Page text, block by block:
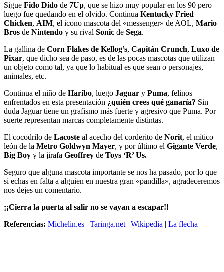
Sigue Fido Dido de 7Up, que se hizo muy popular en los 90 pero
luego fue quedando en el olvido. Continua Kentucky Fried
Chicken, AIM, el icono mascota del «messenger» de AOL, Mario
Bros de Nintendo y su rival Sonic de Sega.
La gallina de Corn Flakes de Kellog’s, Capitán Crunch, Luxo de
Pixar, que dicho sea de paso, es de las pocas mascotas que utilizan
un objeto como tal, ya que lo habitual es que sean o personajes,
animales, etc.
Continua el niño de Haribo, luego Jaguar y Puma, felinos
enfrentados en esta presentación ¿quién crees qué ganaría? Sin
duda Jaguar tiene un grafismo más fuerte y agresivo que Puma. Por
suerte representan marcas completamente distintas.
El cocodrilo de Lacoste al acecho del corderito de Norit, el mítico
león de la Metro Goldwyn Mayer, y por último el Gigante Verde,
Big Boy y la jirafa Geoffrey de Toys ‘R’ Us.
Seguro que alguna mascota importante se nos ha pasado, por lo que
si echas en falta a alguien en nuestra gran «pandilla», agradeceremos
nos dejes un comentario.
¡¡Cierra la puerta al salir no se vayan a escapar!!
Referencias: Michelin.es | Taringa.net | Wikipedia | La flecha